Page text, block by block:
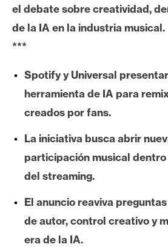
h
e
e
u
m
A
el debate sobre creatividad,
de la IA en la industria musical.
***
Spotify y Universal
herramienta de IA para
creados por fans.
La iniciativa busca abrir
participación musical
del streaming.
El anuncio reaviva
de autor, control creativo y
era de la IA.